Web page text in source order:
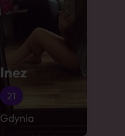
Inez
21
Gdynia